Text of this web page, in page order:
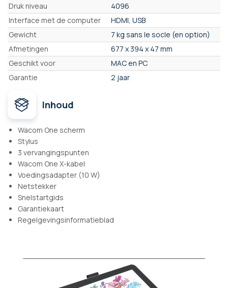
Druk niveau
4096
Interface met de computer
HDMI, USB
Gewicht
7 kg sans le socle (en option)
Afmetingen
677 x 394 x 47 mm
Geschikt voor
MAC en PC
Garantie
2 jaar
Inhoud
Wacom One scherm
Stylus
3 vervangingspunten
Wacom One X-kabel
Voedingsadapter (10 W)
Netstekker
Snelstartgids
Garantiekaart
Regelgevingsinformatieblad